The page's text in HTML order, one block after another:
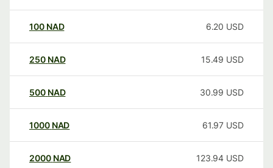
100 NAD 6.20 USD
250 NAD 15.49 USD
500 NAD 30.99 USD
1000 NAD 61.97 USD
2000 NAD 123.94 USD